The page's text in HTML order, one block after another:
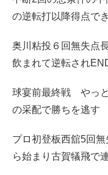
の逆転打以降得点で
奥川粘投６回無失点
飲まれて逆転され
球宴前最終戦 やっ
の采配で勝ちを逃す
プロ初登板西舘5回
ら始まり古賀犠飛で